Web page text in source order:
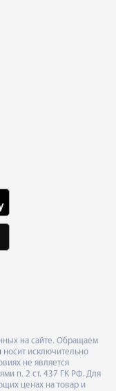
на сайте. Обращаем
носит исключительно
не является
п. 2 ст. 437 ГК РФ. Для
ценах на товар и